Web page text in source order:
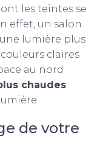
les teintes se
effet, un salon
lumière plus
claires
au nord
chaudes
de votre